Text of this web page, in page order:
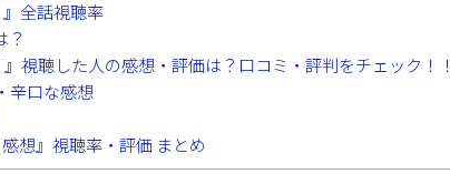
』全話視聴率
？
』視聴した人の感想・評価は？口コミ・評判をチェック！！
辛口な感想
想』視聴率・評価 まとめ